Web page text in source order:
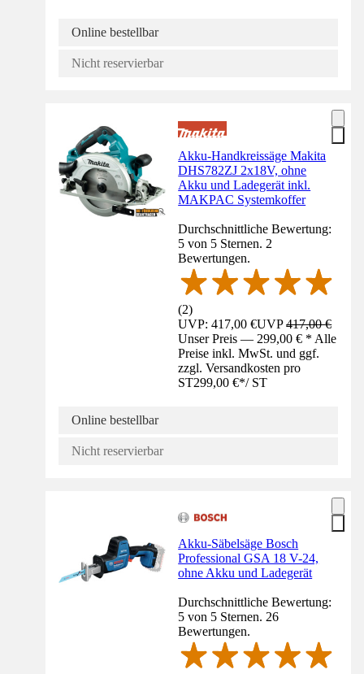
Online bestellbar
Nicht reservierbar
Akku-Handkreissäge Makita
DHS782ZJ 2x18V, ohne
Akku und Ladegerät inkl.
MAKPAC Systemkoffer
Durchschnittliche Bewertung:
5 von 5 Sternen. 2
Bewertungen.
(2)
UVP: 417,00 €UVP417,00 €
Unser Preis — 299,00 € * Alle
Preise inkl. MwSt. und ggf.
zzgl. Versandkosten pro
ST299,00 €*/ ST
Online bestellbar
Nicht reservierbar
Akku-Säbelsäge Bosch
Professional GSA 18 V-24,
ohne Akku und Ladegerät
Durchschnittliche Bewertung:
5 von 5 Sternen. 26
Bewertungen.